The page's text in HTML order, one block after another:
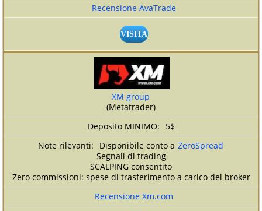
Recensione AvaTrade
VISITA
XM group
(Metatrader)
5$
Disponibile conto a ZeroSpread
Segnali di trading
SCALPING consentito
Zero commissioni: spese di trasferimento a carico del broker
Recensione Xm.com